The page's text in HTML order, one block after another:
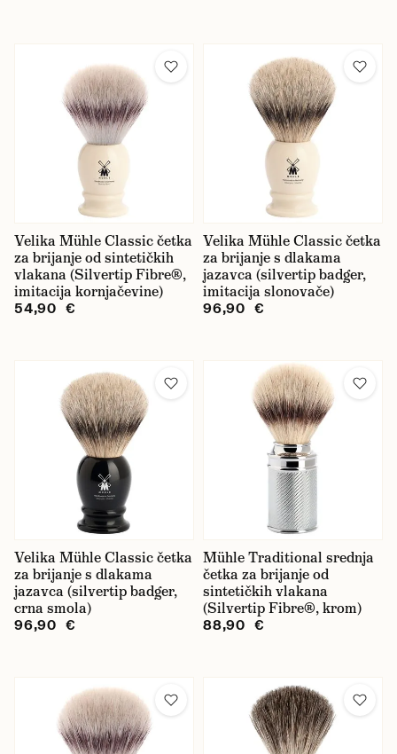
Velika Mühle Classic četka
za brijanje od sintetičkih
vlakana (Silvertip Fibre®,
imitacija kornjačevine)
54,90 €
Velika Mühle Classic četka
za brijanje s dlakama
jazavca (silvertip badger,
imitacija slonovače)
96,90 €
Velika Mühle Classic četka
za brijanje s dlakama
jazavca (silvertip badger,
crna smola)
96,90 €
Mühle Traditional srednja
četka za brijanje od
sintetičkih vlakana
(Silvertip Fibre®, krom)
88,90 €